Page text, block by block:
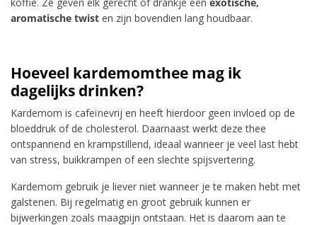
aromatische twist en zijn bovendien lang houdbaar.
Hoeveel kardemomthee mag ik
dagelijks drinken?
Kardemom is cafeïnevrij en heeft hierdoor geen invloed op de
bloeddruk of de cholesterol. Daarnaast werkt deze thee
ontspannend en krampstillend, ideaal wanneer je veel last hebt
van stress, buikkrampen of een slechte spijsvertering.
Kardemom gebruik je liever niet wanneer je te maken hebt met
galstenen. Bij regelmatig en groot gebruik kunnen er
bijwerkingen zoals maagpijn ontstaan. Het is daarom aan te